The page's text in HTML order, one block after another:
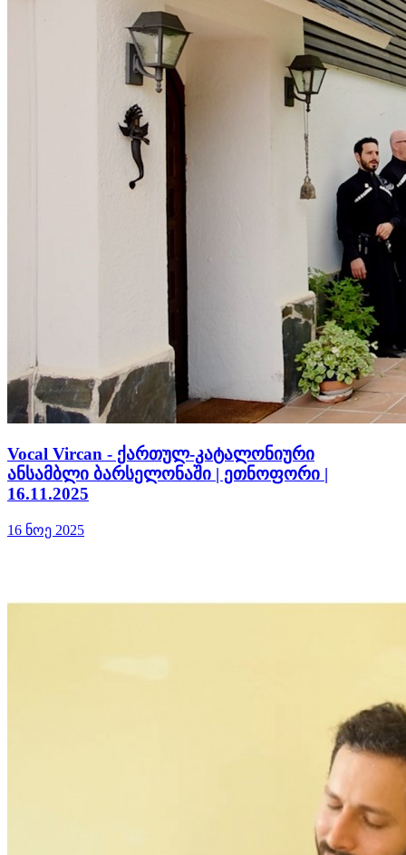
Vocal Vircan - ქართულ-კატალონიური
ანსამბლი ბარსელონაში | ეთნოფორი |
16.11.2025
16 ნოე 2025